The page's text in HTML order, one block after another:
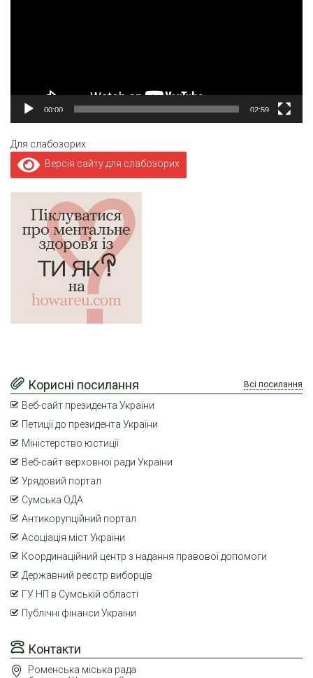
00:00 02:59
Для слабозорих
Версія сайту для слабозорих
Контакти
Роменська міська рада
Корисні посилання Всі посилання
Веб-сайт президента України
Петиції до президента України
Міністерство юстиції
Веб-сайт верховної ради України
Урядовий портал
Сумська ОДА
Антикорупційний портал
Асоціація міст України
Координаційний центр з надання правової допомоги
Державний реєстр виборців
ГУ НП в Сумській області
Публічні фінанси України